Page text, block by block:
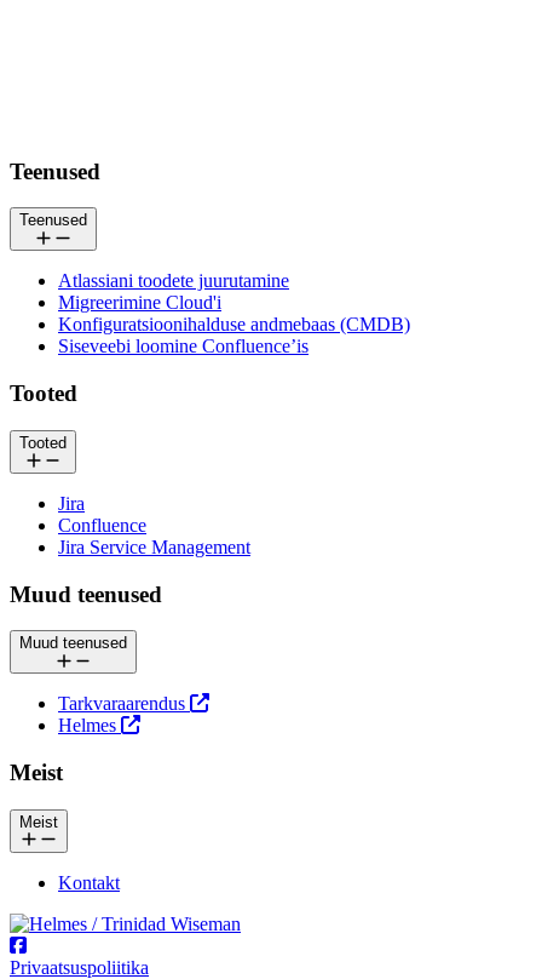
Jalus
Teenused
Teenused
Atlassiani toodete juurutamine
Migreerimine Cloud'i
Konfiguratsioonihalduse andmebaas (CMDB)
Siseveebi loomine Confluence’is
Tooted
Tooted
Jira
Confluence
Jira Service Management
Muud teenused
Muud teenused
Tarkvaraarendus
Helmes
Meist
Meist
Kontakt
Privaatsuspoliitika